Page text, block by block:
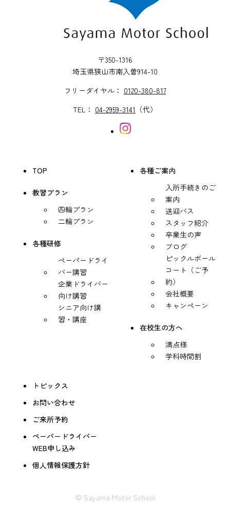
〒350-1316
埼玉県狭山市南入曽914-10
フリーダイヤル： 0120-380-817
TEL： 04-2959-3141 （代）
TOP
教習プラン
四輪プラン
二輪プラン
各種研修
ペーパードライ
バー講習
企業ドライバー
向け講習
シニア向け講
習・講座
各種ご案内
入所手続きのご
案内
送迎バス
スタッフ紹介
卒業生の声
ブログ
ピックルボール
コート（ご予
約）
会社概要
キャンペーン
在校生の方へ
満点様
学科時間割
トピックス
お問い合わせ
ご来所予約
ペーパードライバー
WEB申し込み
個人情報保護方針
© Sayama Motor School